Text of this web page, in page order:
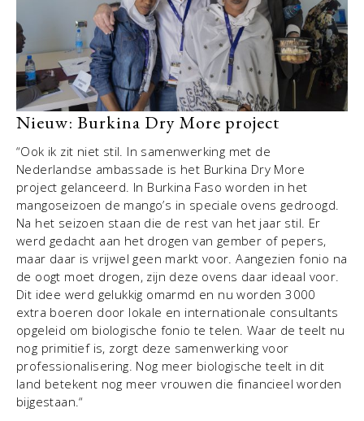
Nieuw: Burkina Dry More project
“Ook ik zit niet stil. In samenwerking met de
Nederlandse ambassade is het Burkina Dry More
project gelanceerd. In Burkina Faso worden in het
mangoseizoen de mango’s in speciale ovens gedroogd.
Na het seizoen staan die de rest van het jaar stil. Er
werd gedacht aan het drogen van gember of pepers,
maar daar is vrijwel geen markt voor. Aangezien fonio na
de oogt moet drogen, zijn deze ovens daar ideaal voor.
Dit idee werd gelukkig omarmd en nu worden 3000
extra boeren door lokale en internationale consultants
opgeleid om biologische fonio te telen. Waar de teelt nu
nog primitief is, zorgt deze samenwerking voor
professionalisering. Nog meer biologische teelt in dit
land betekent nog meer vrouwen die financieel worden
bijgestaan.“